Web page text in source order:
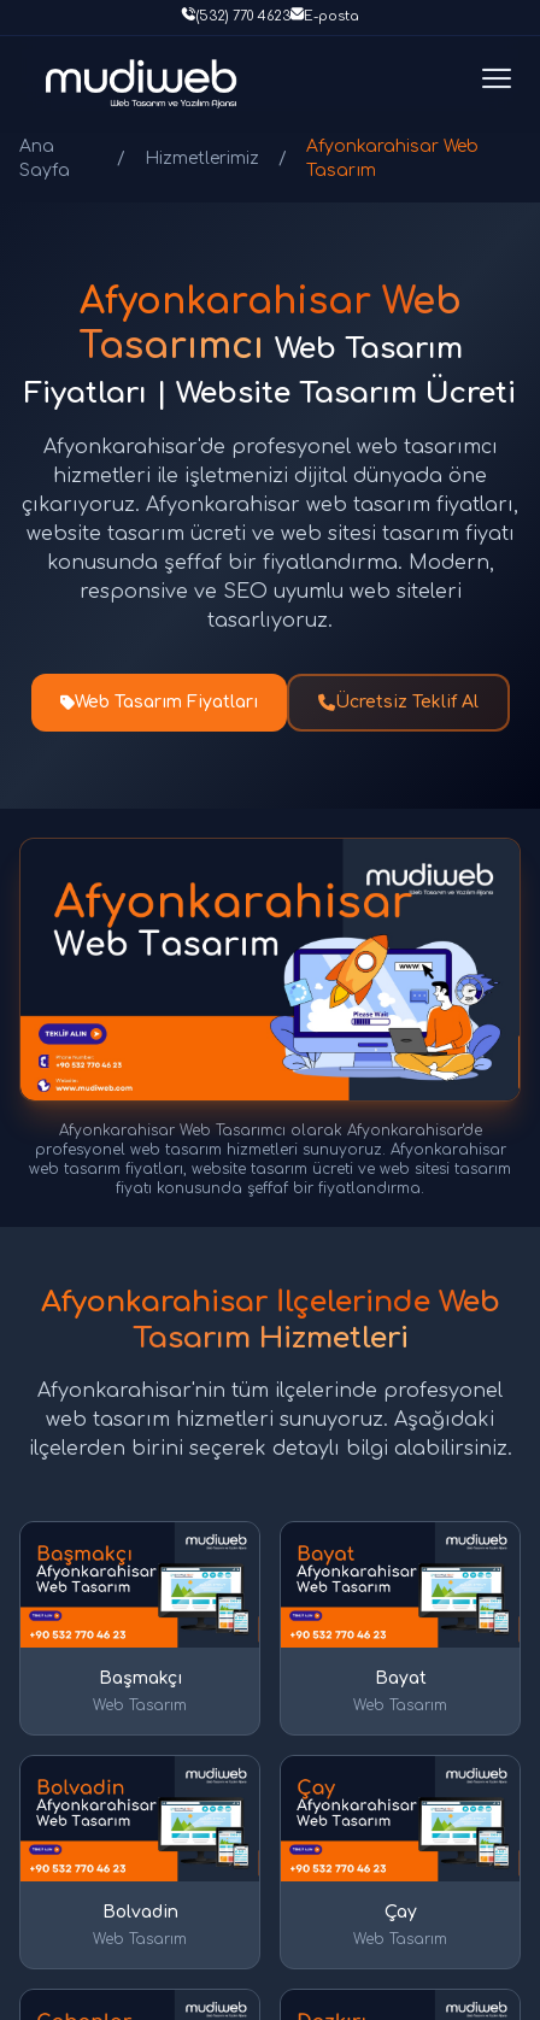
(532) 770 4623 E-posta
Ana
Sayfa
/ Hizmetlerimiz /
Afyonkarahisar Web
Tasarım
Afyonkarahisar Web
Tasarımcı Web Tasarım
Fiyatları | Website Tasarım Ücreti
Afyonkarahisar'de profesyonel web tasarımcı
hizmetleri ile işletmenizi dijital dünyada öne
çıkarıyoruz. Afyonkarahisar web tasarım fiyatları,
website tasarım ücreti ve web sitesi tasarım fiyatı
konusunda şeffaf bir fiyatlandırma. Modern,
responsive ve SEO uyumlu web siteleri
tasarlıyoruz.
Web Tasarım Fiyatları Ücretsiz Teklif Al
Afyonkarahisar Web Tasarımcı olarak Afyonkarahisar'de
profesyonel web tasarım hizmetleri sunuyoruz. Afyonkarahisar
web tasarım fiyatları, website tasarım ücreti ve web sitesi tasarım
fiyatı konusunda şeffaf bir fiyatlandırma.
Afyonkarahisar İlçelerinde Web
Tasarım Hizmetleri
Afyonkarahisar'nin tüm ilçelerinde profesyonel
web tasarım hizmetleri sunuyoruz. Aşağıdaki
ilçelerden birini seçerek detaylı bilgi alabilirsiniz.
Başmakçı
Web Tasarım
Bayat
Web Tasarım
Bolvadin
Web Tasarım
Çay
Web Tasarım